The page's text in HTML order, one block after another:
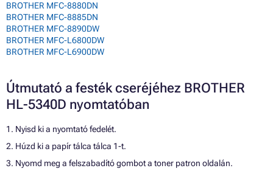
BROTHER MFC-8880DN
BROTHER MFC-8885DN
BROTHER MFC-8890DW
BROTHER MFC-L6800DW
BROTHER MFC-L6900DW
Útmutató a festék cseréjéhez BROTHER
HL-5340D nyomtatóban
1. Nyisd ki a nyomtató fedelét.
2. Húzd ki a papír tálca tálca 1-t.
3. Nyomd meg a felszabadító gombot a toner patron oldalán.